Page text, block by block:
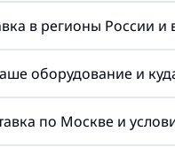
в регионы России
оборудование и
по Москве и